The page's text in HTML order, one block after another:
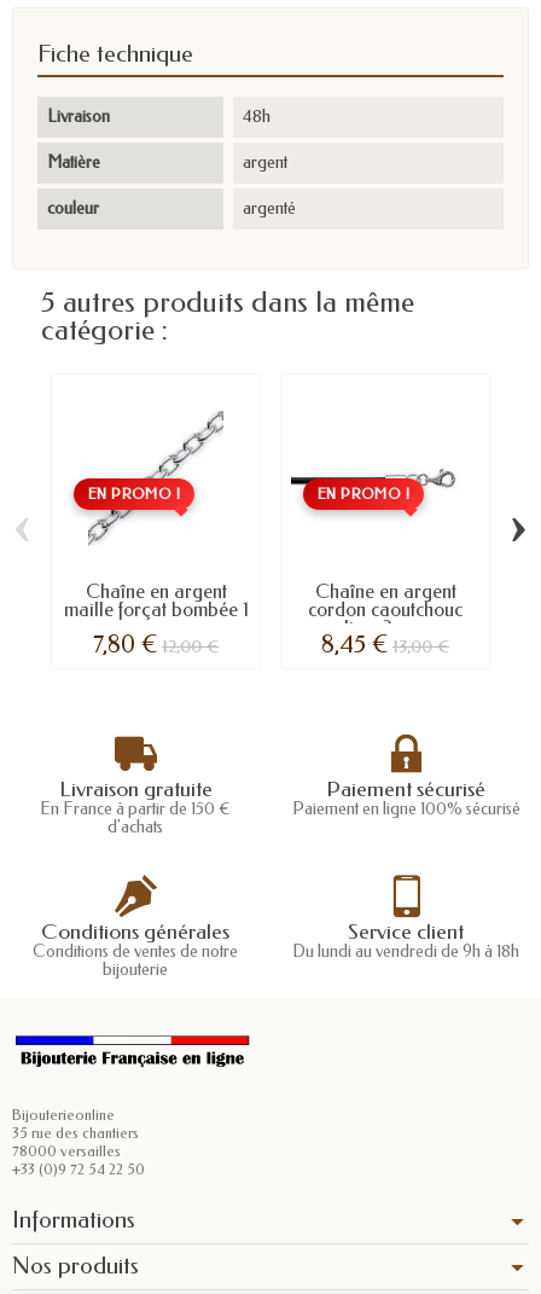
Fiche technique
Livraison 48h
Matière argent
couleur argenté
5 autres produits dans la même
catégorie :
EN PROMO !
Chaîne en argent
maille forçat bombée 1
7,80 € 12,00 €
EN PROMO !
Chaîne en argent
cordon caoutchouc
lisse 2 mm
8,45 € 13,00 €
‹ ›
Livraison gratuite
En France à partir de 150 €
d'achats
Paiement sécurisé
Paiement en ligne 100% sécurisé
Conditions générales
Conditions de ventes de notre
bijouterie
Service client
Du lundi au vendredi de 9h à 18h
Bijouterieonline
35 rue des chantiers
78000 versailles
+33 (0)9 72 54 22 50
Informations
Nos produits